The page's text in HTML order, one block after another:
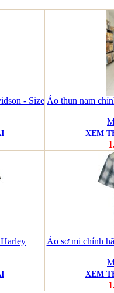
- Size Áo thun nam
XEM
Áo sơ mi chính
XEM